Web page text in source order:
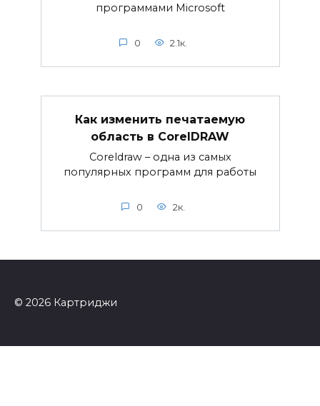
программами Microsoft
0 2.1к.
Как изменить печатаемую
область в CorelDRAW
Coreldraw – одна из самых
популярных программ для работы
0 2к.
© 2026 Картриджи